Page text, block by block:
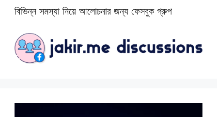
বিভিন্ন সমস্যা নিয়ে আলোচনার জন্য ফেসবুক গ্রুপ